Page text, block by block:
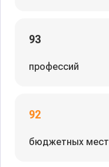
93
профессий
92
бюджетных мест